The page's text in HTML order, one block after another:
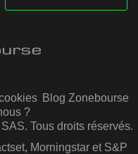
Blog Zonebourse
?
Tous droits réservés.
Morningstar et S&P